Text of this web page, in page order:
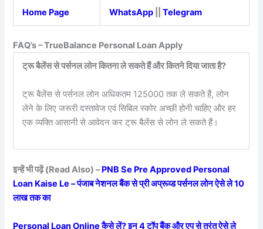
Home Page WhatsApp ||Telegram
FAQ’s – TrueBalance Personal Loan Apply
ट्रू बैलेंस से पर्सनल लोन कितना ले सकते हैं और कितने दिया जाता है?
ट्रू बैलेंस से पर्सनल लोन अधिकतम 125000 तक ले सकते हैं, लोन
लेने के लिए जरूरी दस्तावेज एवं सिबिल स्कोर अच्छी होनी चाहिए और हर
एक व्यक्ति आसानी से आवेदन कर ट्रू बैलेंस से लोन ले सकते हैं।
इन्हें भी पढ़ें (Read Also) –PNB Se Pre Approved Personal
Loan Kaise Le – पंजाब नेशनल बैंक से प्री अप्रूव्ड पर्सनल लोन ऐसे ले 10
लाख तक का
Personal Loan Online कैसे लें? इन 4 टॉप बैंक और एप से तुरंत ऐसे ले